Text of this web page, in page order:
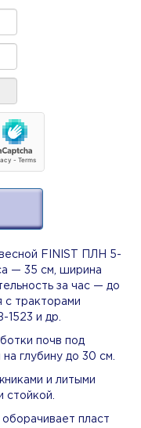
FINIST ПЛН 5-
— 35 см, ширина
за час — до
с тракторами
1523 и др.
почв под
глубину до 30 см.
и литыми
пласт